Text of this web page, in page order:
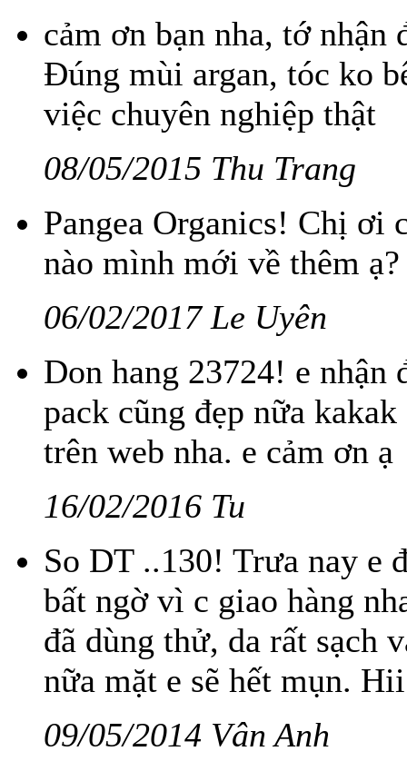
cảm ơn bạn nha, tớ
Đúng mùi argan, tóc ko
việc chuyên nghiệp thật
08/05/2015 Thu Trang
Pangea Organics! Chị ơi
nào mình mới về thêm
06/02/2017 Le Uyên
Don hang 23724! e
pack cũng đẹp nữa
trên web nha. e cảm ơn ạ
16/02/2016 Tu
So DT ..130! Trưa nay e
bất ngờ vì c giao hàng
đã dùng thử, da rất sạch
nữa mặt e sẽ hết mụn.
09/05/2014 Vân Anh